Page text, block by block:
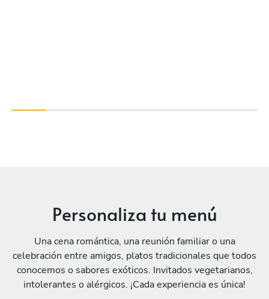
Personaliza tu menú
Una cena romántica, una reunión familiar o una
celebración entre amigos, platos tradicionales que todos
conocemos o sabores exóticos. Invitados vegetarianos,
intolerantes o alérgicos. ¡Cada experiencia es única!